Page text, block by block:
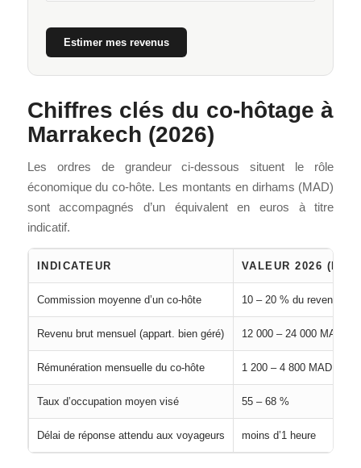
Estimer mes revenus
Chiffres clés du co-hôtage à
Marrakech (2026)
Les ordres de grandeur ci-dessous situent le rôle
économique du co-hôte. Les montants en dirhams (MAD)
sont accompagnés d’un équivalent en euros à titre
indicatif.
INDICATEUR VALEUR 2026
Commission moyenne d’un co-hôte 10 – 20 % du revenu
Revenu brut mensuel (appart. bien géré) 12 000 – 24 000 MAD
Rémunération mensuelle du co-hôte 1 200 – 4 800 MAD
Taux d’occupation moyen visé 55 – 68 %
Délai de réponse attendu aux voyageurs moins d’1 heure